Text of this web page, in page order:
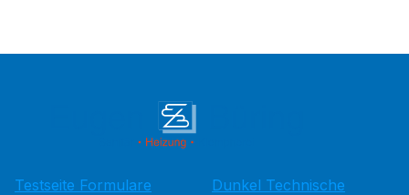
Testseite Formulare
Dunkel Technische